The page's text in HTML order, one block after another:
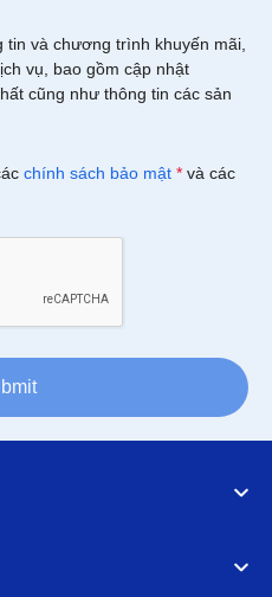
và chương trình khuyến mãi,
vụ, bao gồm cập nhật
cũng như thông tin các sản
chính sách bảo mật * và các